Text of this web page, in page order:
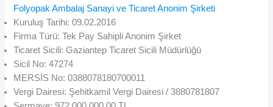
Folyopak Ambalaj Sanayi ve Ticaret Anonim Şirketi
Kuruluş Tarihi: 09.02.2016
Firma Türü: Tek Pay Sahipli Anonim Şirket
Ticaret Sicili: Gaziantep Ticaret Sicili Müdürlüğü
Sicil No: 47274
MERSİS No: 0388078180700011
Vergi Dairesi: Şehitkamil Vergi Dairesi / 3880781807